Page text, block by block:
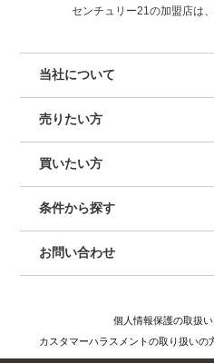
センチュリー21の加盟店は
当社について
売りたい方
買いたい方
条件から探す
お問い合わせ
個人情報保護の取扱い
カスタマーハラスメントの取り扱いの